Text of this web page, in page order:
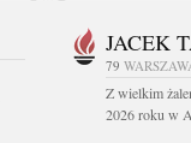
JACEK
79
Z wielkim
2026 roku w